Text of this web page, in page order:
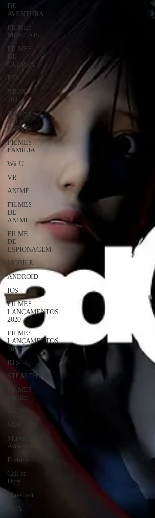
DE
AVENTURA
FILMES
MUSICAIS
FILMES
DE
GUERRA
PS3
XBOX
360
GAMES
EM
BREVE
FILMES
FAMÍLIA
Wii U
VR
ANIME
FILMES
DE
ANIME
FILME
DE
ESPIONAGEM
MOBILE
ANDROID
IOS
FILMES
LANÇAMENTOS
2020
FILMES
LANÇAMENTOS
2021
RTS
STEALTH
FILMES
Thriller
GUIAS
MMORPG
Marvel's
Avengers
Fortnite
Call of
Duty
Minecraft
FIFA